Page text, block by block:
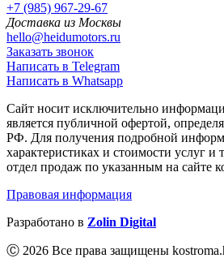
+7 (985) 967-29-67
Доставка из Москвы
hello@heidumotors.ru
Заказать звонок
Написать в Telegram
Написать в Whatsapp
Сайт носит исключительно
является публичной офертой,
РФ. Для получения подробной
характеристиках и стоимости услуг и
отдел продаж по указанным на сайте
Правовая информация
Разработано в Zolin Digital
Ⓒ 2026 Все права защищены